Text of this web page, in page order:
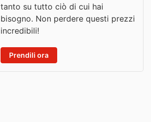
tanto su tutto ciò di cui hai
bisogno. Non perdere questi prezzi
incredibili!
Prendili ora